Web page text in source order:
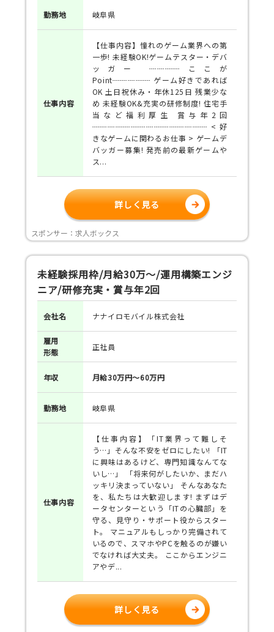
勤務地 岐阜県
仕事内容
【仕事内容】憧れのゲーム業界への第
一歩! 未経験OK!ゲームテスター・デバ
ッガー ┈┈┈┈ここが
Point┈┈┈┈┈ ゲーム好きであれば
OK 土日祝休み・年休125日 残業少な
め 未経験OK&充実の研修制度! 住宅手
当など福利厚生 賞与年2回
┈┈┈┈┈┈┈┈┈┈┈┈┈┈┈ < 好
きなゲームに関わるお仕事 > ゲームデ
バッガー募集! 発売前の最新ゲームや
ス...
詳しく見る
スポンサー：求人ボックス
未経験採用枠/月給30万～/運用構築エンジ
ニア/研修充実・賞与年2回
会社名 ナナイロモバイル株式会社
雇用
形態
正社員
年収 月給30万円～60万円
勤務地 岐阜県
仕事内容
【仕事内容】「IT業界って難しそ
う…」そんな不安をゼロにしたい! 「IT
に興味はあるけど、専門知識なんてな
いし…」 「将来何がしたいか、まだハ
ッキリ決まっていない」 そんなあなた
を、私たちは大歓迎します! まずはデ
ータセンターという「ITの心臓部」を
守る、見守り・サポート役からスター
ト。 マニュアルもしっかり完備されて
いるので、スマホやPCを触るのが嫌い
でなければ大丈夫。 ここからエンジニ
アやデ...
詳しく見る